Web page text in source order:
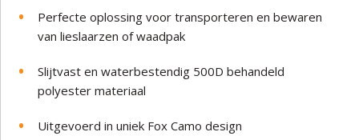
Perfecte oplossing voor transporteren en bewaren
van lieslaarzen of waadpak
Slijtvast en waterbestendig 500D behandeld
polyester materiaal
Uitgevoerd in uniek Fox Camo design